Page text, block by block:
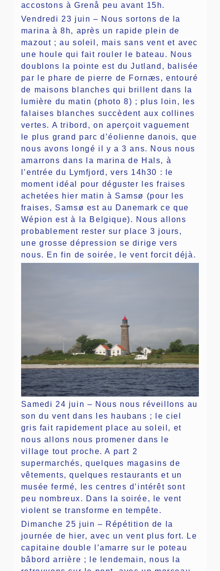
accostons à Grenå peu avant 15h.
Vendredi 23 juin – Nous sortons de la
marina à 8h, après un rapide plein de
mazout ; au soleil, mais sans vent et avec
une houle qui fait rouler le bateau. Nous
doublons la pointe est du Jutland, balisée
par le phare de pierre de Fornæs, entouré
de maisons blanches qui brillent dans la
lumière du matin (photo 8) ; plus loin, les
falaises blanches succèdent aux collines
vertes. A tribord, on aperçoit vaguement
le plus grand parc d’éolienne danois, que
nous avons longé il y a 3 ans. Nous nous
amarrons dans la marina de Hals, à
l’entrée du Lymfjord, vers 14h30 : le
moment idéal pour déguster les fraises
achetées hier matin à Samsø (pour les
fraises, Samsø est au Danemark ce que
Wépion est à la Belgique). Nous allons
probablement rester sur place 3 jours,
une grosse dépression se dirige vers
nous. En fin de soirée, le vent forcit déjà.
Samedi 24 juin – Nous nous réveillons au
son du vent dans les haubans ; le ciel
gris fait rapidement place au soleil, et
nous allons nous promener dans le
village tout proche. A part 2
supermarchés, quelques magasins de
vêtements, quelques restaurants et un
musée fermé, les centres d’intérêt sont
peu nombreux. Dans la soirée, le vent
violent se transforme en tempête.
Dimanche 25 juin – Répétition de la
journée de hier, avec un vent plus fort. Le
capitaine double l’amarre sur le poteau
bâbord arrière ; le lendemain, nous la